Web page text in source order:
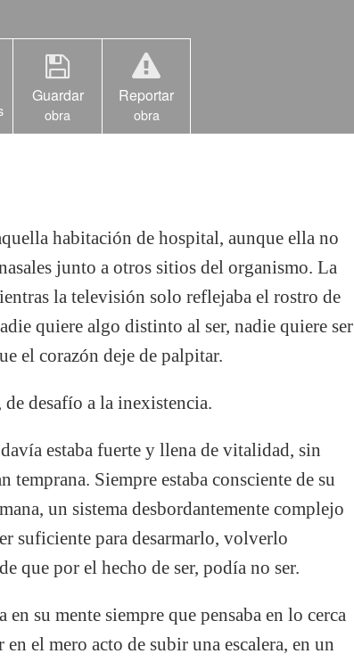
Guardar
obra
Reportar
obra
habitación de hospital, aunque ella no
junto a otros sitios del organismo. La
la televisión solo reflejaba el rostro de
quiere algo distinto al ser, nadie quiere ser
el corazón deje de palpitar.
desafío a la inexistencia.
estaba fuerte y llena de vitalidad, sin
Siempre estaba consciente de su
un sistema desbordantemente complejo
suficiente para desarmarlo, volverlo
que por el hecho de ser, podía no ser.
su mente siempre que pensaba en lo cerca
el mero acto de subir una escalera, en un